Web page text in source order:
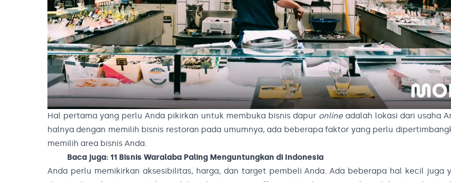
Hal pertama yang perlu Anda pikirkan untuk membuka bisnis dapur onlineadalah lokasi dari usaha
halnya dengan memilih bisnis restoran pada umumnya, ada beberapa faktor yang perlu
memilih area bisnis Anda.
Baca juga: 11 Bisnis Waralaba Paling Menguntungkan di Indonesia
Anda perlu memikirkan aksesibilitas, harga, dan target pembeli Anda. Ada beberapa hal kecil juga